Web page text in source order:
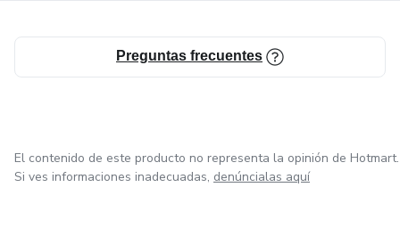
Preguntas frecuentes
El contenido de este producto no representa la opinión de Hotmart.
Si ves informaciones inadecuadas, denúncialas aquí